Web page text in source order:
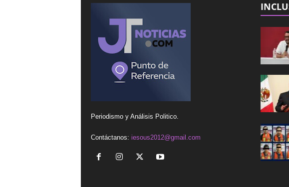
Periodismo y Análisis Politico.
Contáctanos: iesous2012@gmail.com